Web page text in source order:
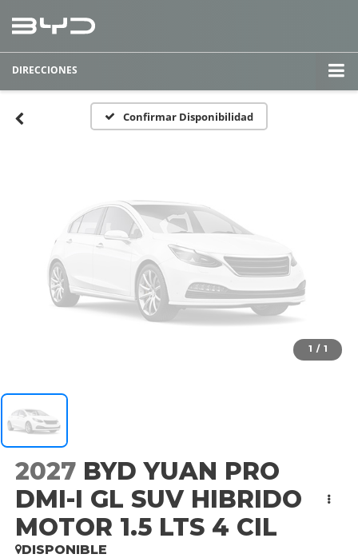
DIRECCIONES
Confirmar Disponibilidad
Por favor, revise luego
1 / 1
2027 BYD YUAN PRO
DMI-I GL SUV HIBRIDO
MOTOR 1.5 LTS 4 CIL
DISPONIBLE